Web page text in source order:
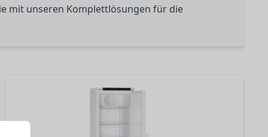
mit unseren Komplettlösungen für die